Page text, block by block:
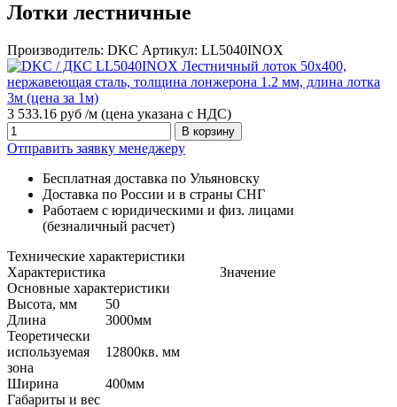
Лотки лестничные
Производитель: DKC Артикул: LL5040INOX
3 533.16 руб /м (цена указана с НДС)
В корзину
Отправить заявку менеджеру
Бесплатная доставка по Ульяновску
Доставка по России и в страны СНГ
Работаем с юридическими и физ. лицами
(безналичный расчет)
Технические характеристики
Характеристика
Значение
Основные характеристики
Высота, мм
50
Длина
3000мм
Теоретически
используемая
зона
12800кв. мм
Ширина
400мм
Габариты и вес